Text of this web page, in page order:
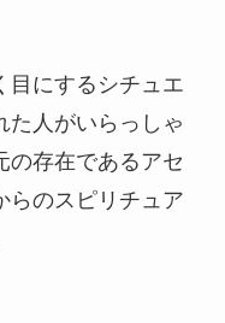
目にするシチュエ
た人がいらっしゃ
の存在であるアセ
らのスピリチュア